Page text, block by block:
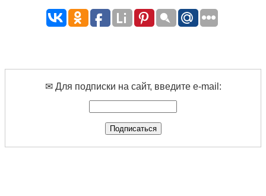
✉ Для подписки на сайт, введите e-mail: